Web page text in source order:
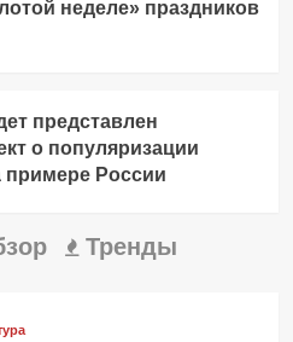
неделе» праздников
представлен
о популяризации
примере России
Тренды